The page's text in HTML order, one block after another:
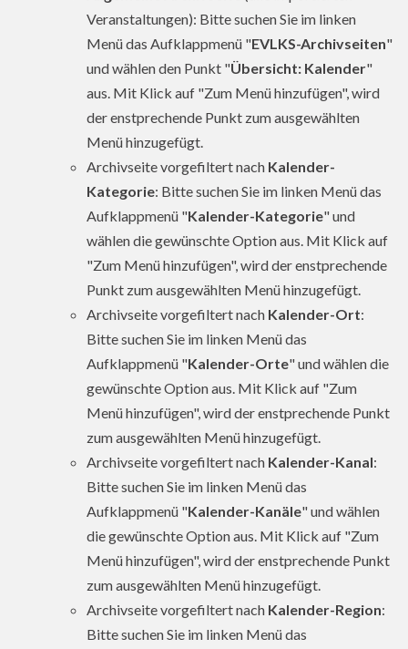
Veranstaltungen): Bitte suchen Sie im linken
Menü das Aufklappmenü "EVLKS-Archivseiten"
und wählen den Punkt "Übersicht: Kalender"
aus. Mit Klick auf "Zum Menü hinzufügen", wird
der enstprechende Punkt zum ausgewählten
Menü hinzugefügt.
Archivseite vorgefiltert nach Kalender-
Kategorie: Bitte suchen Sie im linken Menü das
Aufklappmenü "Kalender-Kategorie" und
wählen die gewünschte Option aus. Mit Klick auf
"Zum Menü hinzufügen", wird der enstprechende
Punkt zum ausgewählten Menü hinzugefügt.
Archivseite vorgefiltert nach Kalender-Ort:
Bitte suchen Sie im linken Menü das
Aufklappmenü "Kalender-Orte" und wählen die
gewünschte Option aus. Mit Klick auf "Zum
Menü hinzufügen", wird der enstprechende Punkt
zum ausgewählten Menü hinzugefügt.
Archivseite vorgefiltert nach Kalender-Kanal:
Bitte suchen Sie im linken Menü das
Aufklappmenü "Kalender-Kanäle" und wählen
die gewünschte Option aus. Mit Klick auf "Zum
Menü hinzufügen", wird der enstprechende Punkt
zum ausgewählten Menü hinzugefügt.
Archivseite vorgefiltert nach Kalender-Region:
Bitte suchen Sie im linken Menü das